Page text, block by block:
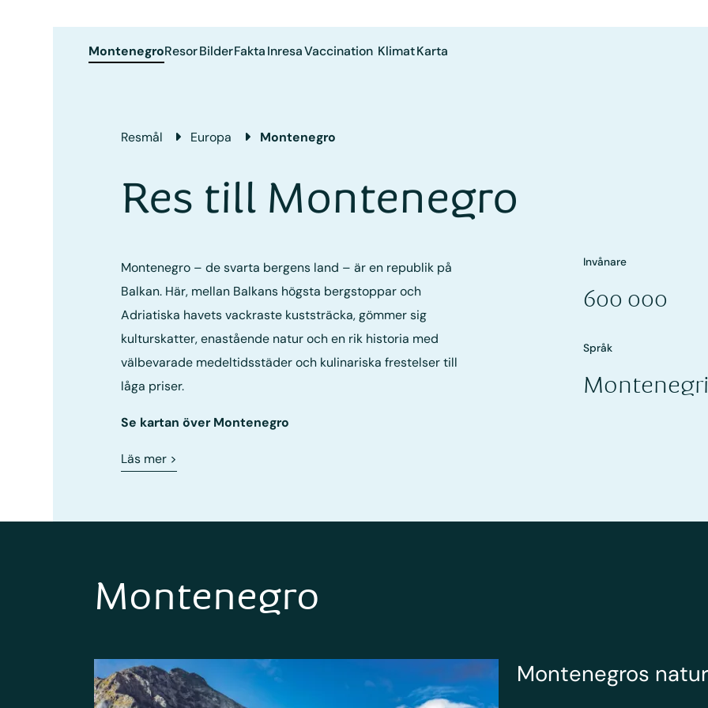
MontenegroResorBilderFaktaInresaVaccination KlimatKarta
Resmål Europa Montenegro
Res till Montenegro
Montenegro – de svarta bergens land – är en republik på
Balkan. Här, mellan Balkans högsta bergstoppar och
Adriatiska havets vackraste kuststräcka, gömmer sig
kulturskatter, enastående natur och en rik historia med
välbevarade medeltidsstäder och kulinariska frestelser till
låga priser.
Se kartan över Montenegro
Läs mer >
Invånare
600 000
Språk
Montenegro
Montenegros natur